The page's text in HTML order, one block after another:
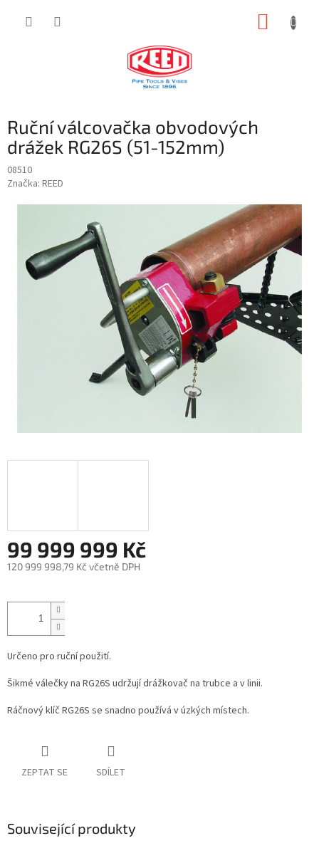
Ruční válcovačka obvodových
drážek RG26S (51-152mm)
08510
Značka: REED
99 999 999 Kč
120 999 998,79 Kč včetně DPH
cena:
Určeno pro ruční použití.
Šikmé válečky na RG26S udržují drážkovač na trubce a v linii.
Ráčnový klíč RG26S se snadno používá v úzkých místech.
ZEPTAT SE SDÍLET
Související produkty